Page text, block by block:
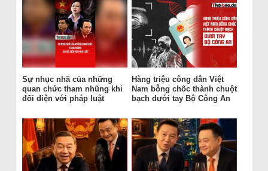
Sự nhục nhã của những
quan chức tham nhũng khi
đối diện với pháp luật
Hàng triệu công dân Việt
Nam bỗng chốc thành chuột
bạch dưới tay Bộ Công An